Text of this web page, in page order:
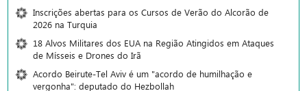
Inscrições abertas para os Cursos de Verão do Alcorão de
2026 na Turquia
18 Alvos Militares dos EUA na Região Atingidos em Ataques
de Mísseis e Drones do Irã
Acordo Beirute-Tel Aviv é um "acordo de humilhação e
vergonha": deputado do Hezbollah